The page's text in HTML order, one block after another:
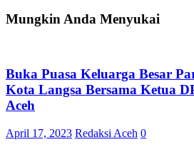
Mungkin Anda Menyukai
Buka Puasa Keluarga Besar
Kota Langsa Bersama Ketua
Aceh
April 17, 2023 Redaksi Aceh 0